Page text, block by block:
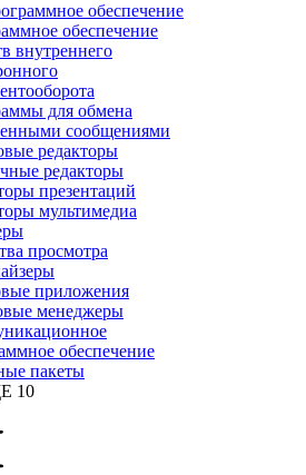
обеспечение
обеспечение
внутреннего
для обмена
сообщениями
редакторы
редакторы
презентаций
мультимедиа
просмотра
приложения
менеджеры
обеспечение
пакеты
10